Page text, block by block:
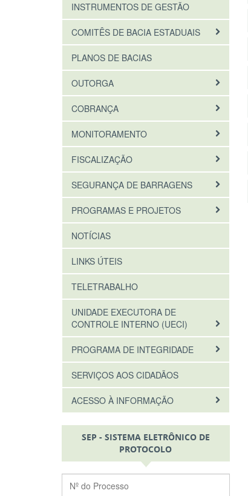
INSTRUMENTOS DE GESTÃO
COMITÊS DE BACIA ESTADUAIS
PLANOS DE BACIAS
OUTORGA
COBRANÇA
MONITORAMENTO
FISCALIZAÇÃO
SEGURANÇA DE BARRAGENS
PROGRAMAS E PROJETOS
NOTÍCIAS
LINKS ÚTEIS
TELETRABALHO
UNIDADE EXECUTORA DE
CONTROLE INTERNO (UECI)
PROGRAMA DE INTEGRIDADE
SERVIÇOS AOS CIDADÃOS
ACESSO À INFORMAÇÃO
SEP - SISTEMA ELETRÔNICO DE
PROTOCOLO